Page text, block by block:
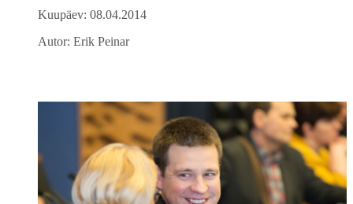
Kuupäev: 08.04.2014
Autor: Erik Peinar